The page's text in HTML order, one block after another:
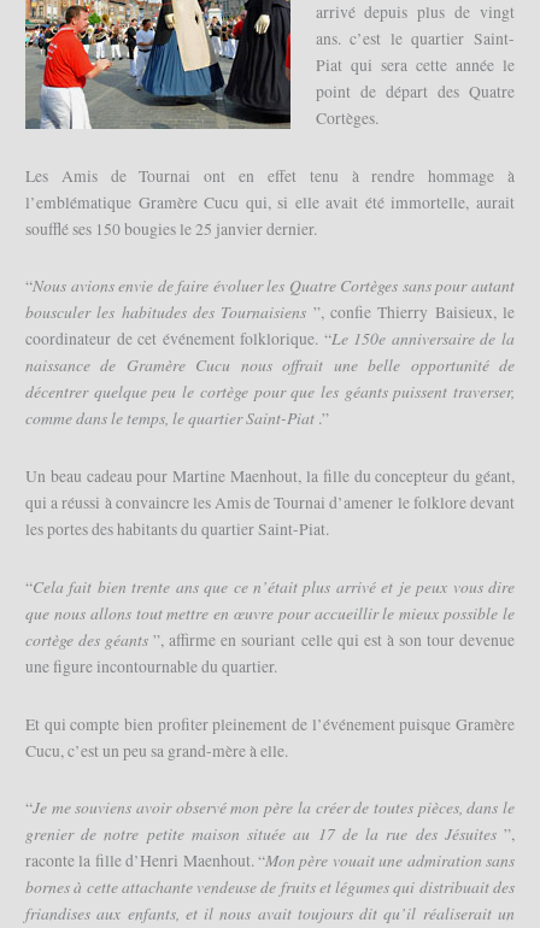
arrivé depuis plus de vingt
ans. c’est le quartier Saint-
Piat qui sera cette année le
point de départ des Quatre
Cortèges.
Les Amis de Tournai ont en effet tenu à rendre hommage à
l’emblématique Gramère Cucu qui, si elle avait été immortelle, aurait
soufflé ses 150 bougies le 25 janvier dernier.
“Nous avions envie de faire évoluer les Quatre Cortèges sans pour autant
bousculer les habitudes des Tournaisiens ”, confie Thierry Baisieux, le
coordinateur de cet événement folklorique. “Le 150e anniversaire de la
naissance de Gramère Cucu nous offrait une belle opportunité de
décentrer quelque peu le cortège pour que les géants puissent traverser,
comme dans le temps, le quartier Saint-Piat .”
Un beau cadeau pour Martine Maenhout, la fille du concepteur du géant,
qui a réussi à convaincre les Amis de Tournai d’amener le folklore devant
les portes des habitants du quartier Saint-Piat.
“Cela fait bien trente ans que ce n’était plus arrivé et je peux vous dire
que nous allons tout mettre en œuvre pour accueillir le mieux possible le
cortège des géants”, affirme en souriant celle qui est à son tour devenue
une figure incontournable du quartier.
Et qui compte bien profiter pleinement de l’événement puisque Gramère
Cucu, c’est un peu sa grand-mère à elle.
“Je me souviens avoir observé mon père la créer de toutes pièces, dans le
grenier de notre petite maison située au 17 de la rue des Jésuites ”,
raconte la fille d’Henri Maenhout. “Mon père vouait une admiration sans
bornes à cette attachante vendeuse de fruits et légumes qui distribuait des
friandises aux enfants, et il nous avait toujours dit qu’il réaliserait un